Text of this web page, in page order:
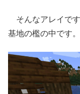
そんなアレイで
基地の檻の中です。